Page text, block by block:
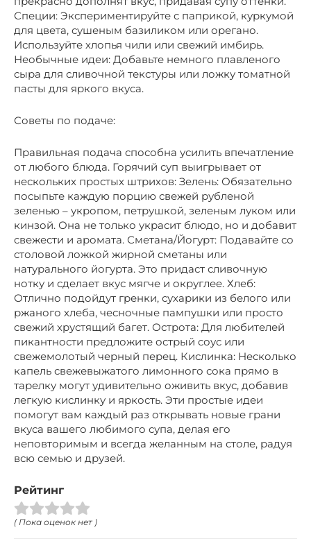
Специи: Экспериментируйте с паприкой, куркумой
для цвета, сушеным базиликом или орегано.
Используйте хлопья чили или свежий имбирь.
Необычные идеи: Добавьте немного плавленого
сыра для сливочной текстуры или ложку томатной
пасты для яркого вкуса.
Советы по подаче:
Правильная подача способна усилить впечатление
от любого блюда. Горячий суп выигрывает от
нескольких простых штрихов: Зелень: Обязательно
посыпьте каждую порцию свежей рубленой
зеленью – укропом, петрушкой, зеленым луком или
кинзой. Она не только украсит блюдо, но и добавит
свежести и аромата. Сметана/Йогурт: Подавайте со
столовой ложкой жирной сметаны или
натурального йогурта. Это придаст сливочную
нотку и сделает вкус мягче и округлее. Хлеб:
Отлично подойдут гренки, сухарики из белого или
ржаного хлеба, чесночные пампушки или просто
свежий хрустящий багет. Острота: Для любителей
пикантности предложите острый соус или
свежемолотый черный перец. Кислинка: Несколько
капель свежевыжатого лимонного сока прямо в
тарелку могут удивительно оживить вкус, добавив
легкую кислинку и яркость. Эти простые идеи
помогут вам каждый раз открывать новые грани
вкуса вашего любимого супа, делая его
неповторимым и всегда желанным на столе, радуя
всю семью и друзей.
Рейтинг
( Пока оценок нет )